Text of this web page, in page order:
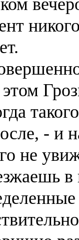
- и
не
в